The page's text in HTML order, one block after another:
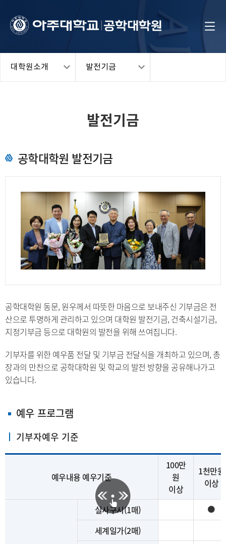
대학원소개 발전기금
발전기금
공학대학원 발전기금
공학대학원 동문, 원우께서 따뜻한 마음으로 보내주신 기부금은 전
산으로 투명하게 관리하고 있으며 대학원 발전기금, 건축시설기금,
지정기부금 등으로 대학원의 발전을 위해 쓰여집니다.
기부자를 위한 예우품 전달 및 기부금 전달식을 개최하고 있으며, 총
장과의 만찬으로 공학대학원 및 학교의 발전 방향을 공유해나가고
있습니다.
예우 프로그램
기부자예우 기준
예우내용 예우기준
100만
원
이상
1천만원
이상
실사구시(1매) ⚫
세계일가(2매)